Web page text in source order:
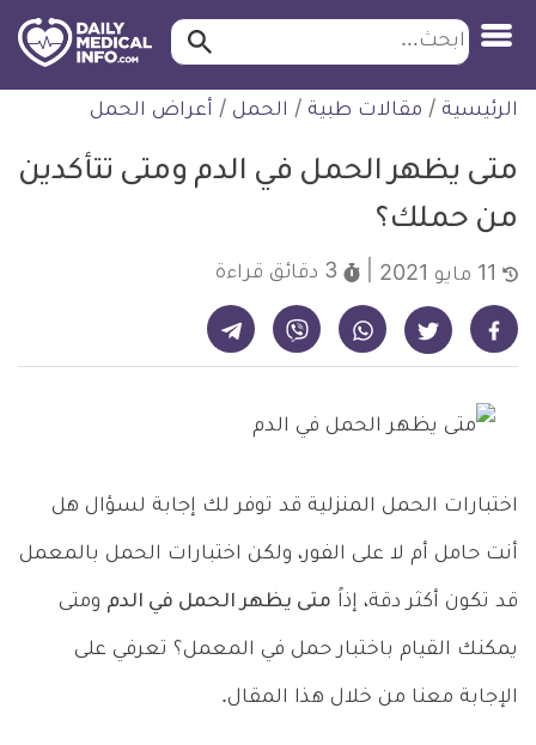
التخطي
للمحتوى
طبية
ابحث ابحث…
الرئيسية / مقالات طبية / الحمل / أعراض الحمل
متى يظهر الحمل في الدم ومتى تتأكدين
من حملك؟
3 دقائق قراءة
شارك على فيسبوك - ديلي ميديكال انفو شارك على تويتر - ديلي ميديكال انفو شارك على واتساب - ديلي ميديكال انفو شارك على فايبر - ديلي ميديكال انفو شارك على تيليجرام - ديلي ميديكال انفو
اختبارات الحمل المنزلية قد توفر لك إجابة لسؤال هل
أنت حامل أم لا على الفور، ولكن اختبارات الحمل بالمعمل
قد تكون أكثر دقة، إذاً متى يظهر الحمل في الدم ومتى
يمكنك القيام باختبار حمل في المعمل؟ تعرفي على
الإجابة معنا من خلال هذا المقال.